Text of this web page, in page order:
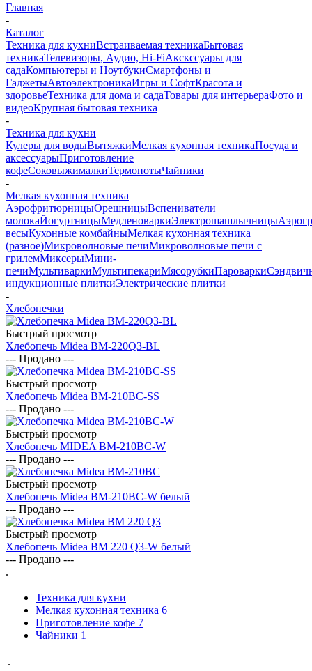
Главная
-
Каталог
Техника для кухниВстраиваемая техникаБытовая
техникаТелевизоры, Аудио, Hi-FiАкскссуары для
садаКомпьютеры и НоутбукиСмартфоны и
ГаджетыАвтоэлектроникаИгры и СофтКрасота и
здоровьеТехника для дома и садаТовары для интерьераФото и
видеоКрупная бытовая техника
-
Техника для кухни
Кулеры для водыВытяжкиМелкая кухонная техникаПосуда и
аксессуарыПриготовление
кофеСоковыжималкиТермопотыЧайники
-
Мелкая кухонная техника
АэрофритюрницыОрешницыВспениватели
молокаЙогуртницыМедленоваркиЭлектрошашлычницы
весыКухонные комбайныМелкая кухонная техника
(разное)Микроволновые печиМикроволновые печи с
грилемМиксерыМини-
печиМультиваркиМультипекариМясорубкиПароварки
индукционные плиткиЭлектрические плитки
-
Хлебопечки
Быстрый просмотр
Хлебопечь Midea BM-220Q3-BL
--- Продано ---
Быстрый просмотр
Хлебопечь Midea BM-210BC-SS
--- Продано ---
Быстрый просмотр
Хлебопечь MIDEA BM-210BC-W
--- Продано ---
Быстрый просмотр
Хлебопечь Midea BM-210BC-W белый
--- Продано ---
Быстрый просмотр
Хлебопечь Midea BM 220 Q3-W белый
--- Продано ---
.
Техника для кухни
Мелкая кухонная техника 6
Приготовление кофе 7
Чайники 1
.